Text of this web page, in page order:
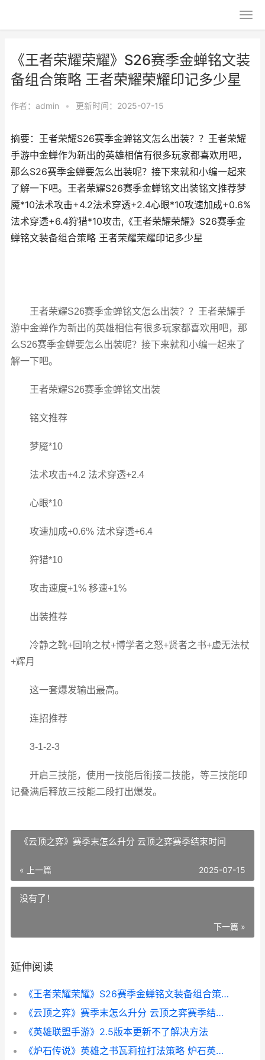
《王者荣耀荣耀》S26赛季金蝉铭文装
备组合策略 王者荣耀荣耀印记多少星
作者： admin • 更新时间：2025-07-15
摘要：王者荣耀S26赛季金蝉铭文怎么出装？？王者荣耀
手游中金蝉作为新出的英雄相信有很多玩家都喜欢用吧，
那么S26赛季金蝉要怎么出装呢？接下来就和小编一起来
了解一下吧。王者荣耀S26赛季金蝉铭文出装铭文推荐梦
魇*10法术攻击+4.2法术穿透+2.4心眼*10攻速加成+0.6%
法术穿透+6.4狩猎*10攻击,《王者荣耀荣耀》S26赛季金
蝉铭文装备组合策略 王者荣耀荣耀印记多少星
王者荣耀S26赛季金蝉铭文怎么出装？？王者荣耀手
游中金蝉作为新出的英雄相信有很多玩家都喜欢用吧，那
么S26赛季金蝉要怎么出装呢？接下来就和小编一起来了
解一下吧。
王者荣耀S26赛季金蝉铭文出装
铭文推荐
梦魇*10
法术攻击+4.2 法术穿透+2.4
心眼*10
攻速加成+0.6% 法术穿透+6.4
狩猎*10
攻击速度+1% 移速+1%
出装推荐
冷静之靴+回响之杖+博学者之怒+贤者之书+虚无法杖
+辉月
这一套爆发输出最高。
连招推荐
3-1-2-3
开启三技能，使用一技能后衔接二技能，等三技能印
记叠满后释放三技能二段打出爆发。
《云顶之弈》赛季末怎么升分 云顶之弈赛季结束时间
« 上一篇 2025-07-15
没有了！
下一篇 »
延伸阅读
《王者荣耀荣耀》S26赛季金蝉铭文装备组合策略 王者荣耀荣耀印记多少星
《云顶之弈》赛季末怎么升分 云顶之弈赛季结束时间
《英雄联盟手游》2.5版本更新不了解决方法
《炉石传说》英雄之书瓦莉拉打法策略 炉石英雄大全